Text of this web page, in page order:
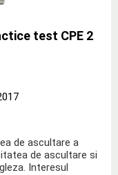
test CPE 2
de ascultare a
de ascultare si
Interesul